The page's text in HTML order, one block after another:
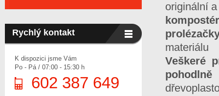
originální
Veškeré
pohodlně
Rychlý kontakt
K dispozici jsme Vám
Po - Pá / 07:00 - 15:30 h
602 387 649